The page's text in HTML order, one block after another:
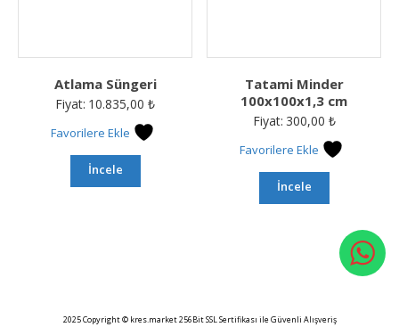
Atlama Süngeri
Fiyat: 10.835,00 ₺
Favorilere Ekle
İncele
Tatami Minder
100x100x1,3 cm
Fiyat: 300,00 ₺
Favorilere Ekle
İncele
2025 Copyright © kres.market 256Bit SSL Sertifikası ile Güvenli Alışveriş